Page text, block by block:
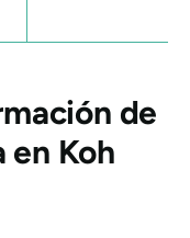
de
en Koh